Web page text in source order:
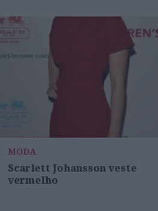
MODA
Scarlett Johansson veste
vermelho